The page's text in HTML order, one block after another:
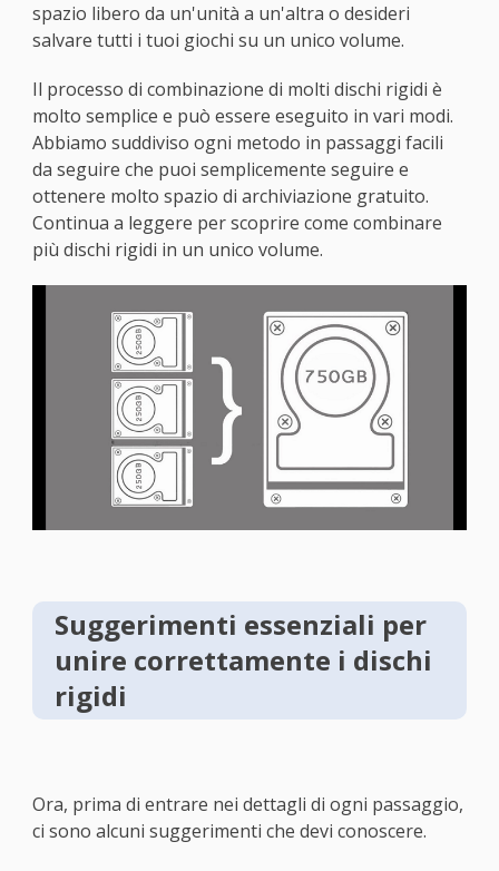
spazio libero da un'unità a un'altra o desideri
salvare tutti i tuoi giochi su un unico volume.
Il processo di combinazione di molti dischi rigidi è
molto semplice e può essere eseguito in vari modi.
Abbiamo suddiviso ogni metodo in passaggi facili
da seguire che puoi semplicemente seguire e
ottenere molto spazio di archiviazione gratuito.
Continua a leggere per scoprire come combinare
più dischi rigidi in un unico volume.
Suggerimenti essenziali per
unire correttamente i dischi
rigidi
Ora, prima di entrare nei dettagli di ogni passaggio,
ci sono alcuni suggerimenti che devi conoscere.